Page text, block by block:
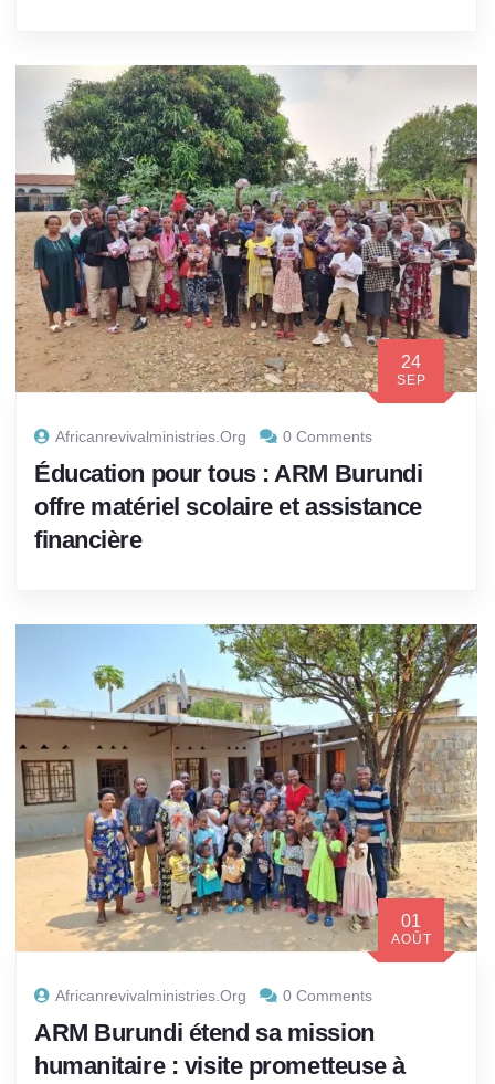
24
SEP
Africanrevivalministries.org 0 Comments
Éducation pour tous : ARM Burundi
offre matériel scolaire et assistance
financière
01
AOÛT
Africanrevivalministries.org 0 Comments
ARM Burundi étend sa mission
humanitaire : visite prometteuse à